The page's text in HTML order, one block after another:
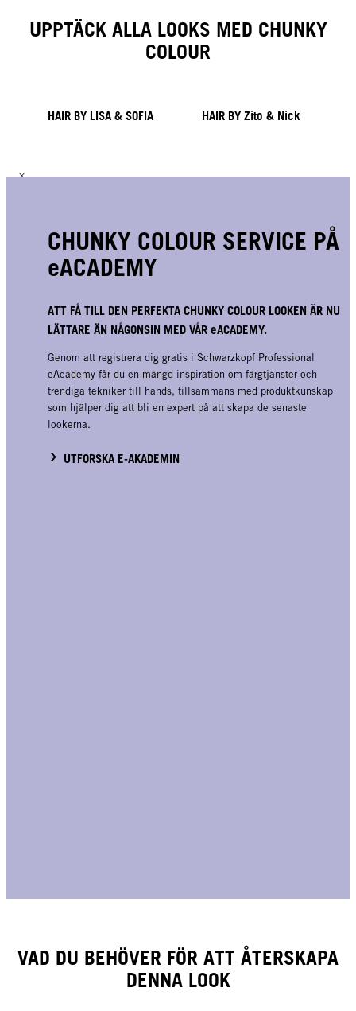
UPPTÄCK ALLA LOOKS MED CHUNKY
COLOUR
HAIR BY LISA & SOFIA HAIR BY Zito & Nick
CHUNKY COLOUR SERVICE PÅ
eACADEMY
ATT FÅ TILL DEN PERFEKTA CHUNKY COLOUR LOOKEN ÄR NU
LÄTTARE ÄN NÅGONSIN MED VÅR eACADEMY.
Genom att registrera dig gratis i Schwarzkopf Professional
eAcademy får du en mängd inspiration om färgtjänster och
trendiga tekniker till hands, tillsammans med produktkunskap
som hjälper dig att bli en expert på att skapa de senaste
lookerna.
UTFORSKA E-AKADEMIN
VAD DU BEHÖVER FÖR ATT ÅTERSKAPA
DENNA LOOK